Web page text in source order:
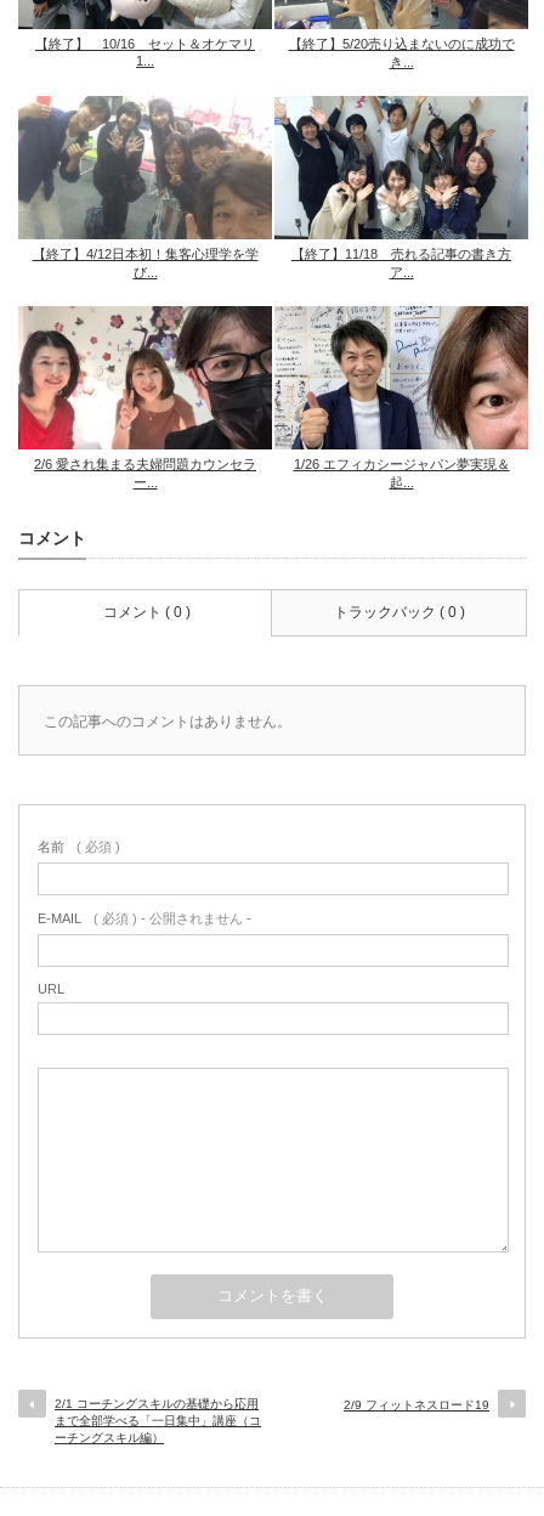
【終了】 10/16 セット＆オケマリ
1...
【終了】5/20売り込まないのに成功で
き...
【終了】4/12日本初！集客心理学を学
び...
【終了】11/18 売れる記事の書き方
ア...
2/6 愛され集まる夫婦問題カウンセラ
ー...
1/26 エフィカシージャパン夢実現＆
起...
コメント
コメント ( 0 ) トラックバック ( 0 )
この記事へのコメントはありません。
名前 ( 必須 )
E-MAIL ( 必須 ) - 公開されません -
URL
2/1 コーチングスキルの基礎から応用
まで全部学べる「一日集中」講座（コ
ーチングスキル編）
2/9 フィットネスロード19